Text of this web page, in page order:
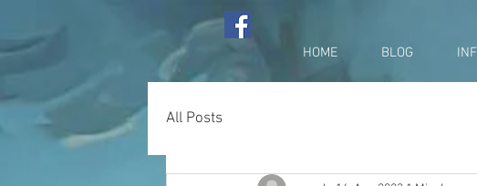
HOME BLOG
All Posts